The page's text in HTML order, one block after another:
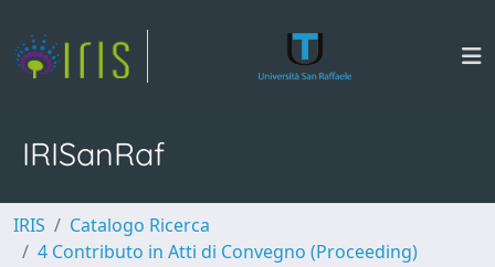
IRISanRaf
IRIS
Catalogo Ricerca
4 Contributo in Atti di Convegno (Proceeding)